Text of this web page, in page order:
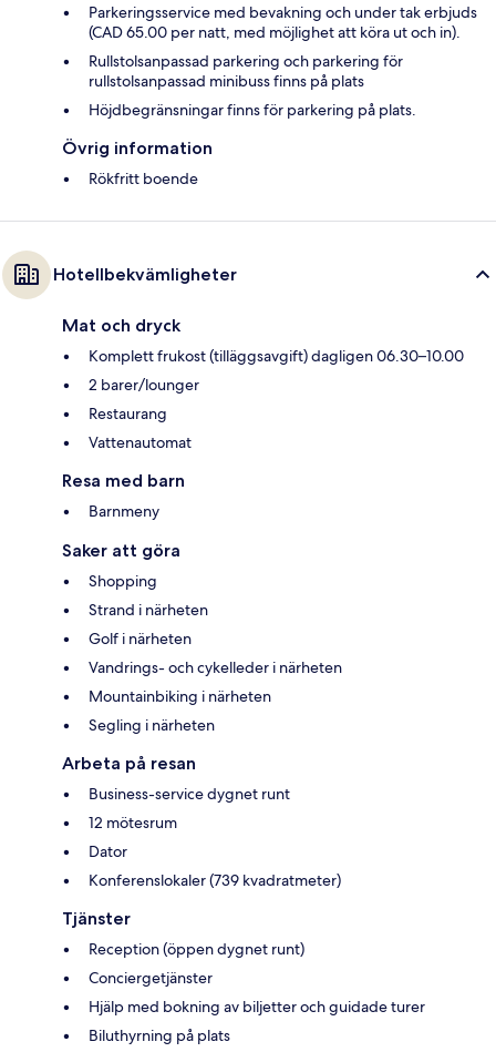
Parkeringsservice med bevakning och under tak erbjuds
(CAD 65.00 per natt, med möjlighet att köra ut och in).
Rullstolsanpassad parkering och parkering för
rullstolsanpassad minibuss finns på plats
Höjdbegränsningar finns för parkering på plats.
Övrig information
Rökfritt boende
Hotellbekvämligheter
Mat och dryck
Komplett frukost (tilläggsavgift) dagligen 06.30–10.00
2 barer/lounger
Restaurang
Vattenautomat
Resa med barn
Barnmeny
Saker att göra
Shopping
Strand i närheten
Golf i närheten
Vandrings- och cykelleder i närheten
Mountainbiking i närheten
Segling i närheten
Arbeta på resan
Business-service dygnet runt
12 mötesrum
Dator
Konferenslokaler (739 kvadratmeter)
Tjänster
Reception (öppen dygnet runt)
Conciergetjänster
Hjälp med bokning av biljetter och guidade turer
Biluthyrning på plats